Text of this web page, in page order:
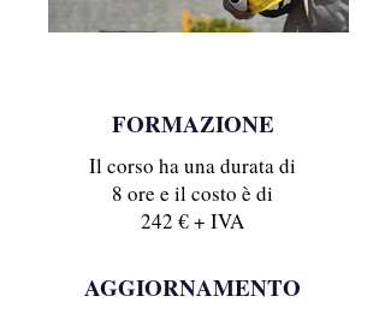
FORMAZIONE
Il corso ha una durata di
8 ore e il costo è di
242 € + IVA
AGGIORNAMENTO